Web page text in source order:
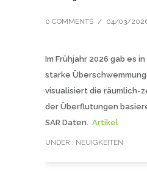
0 COMMENTS / 04/03/
Im Frühjahr 2026 gab es
starke
visualisiert die räumlich-
der Überflutungen
SAR Daten. Artikel
UNDER : NEUIGKEITEN